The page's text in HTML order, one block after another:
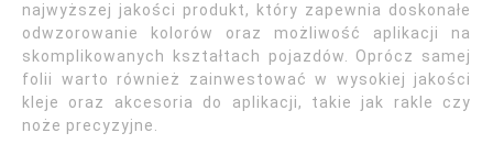
najwyższej jakości produkt, który zapewnia doskonałe
odwzorowanie kolorów oraz możliwość aplikacji na
skomplikowanych kształtach pojazdów. Oprócz samej
folii warto również zainwestować w wysokiej jakości
kleje oraz akcesoria do aplikacji, takie jak rakle czy
noże precyzyjne.